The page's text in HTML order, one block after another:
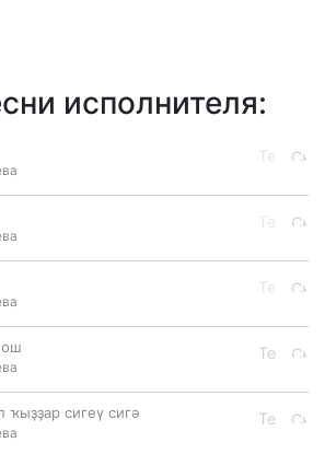
исполнителя:
ҡыҙҙар сигеү сигә